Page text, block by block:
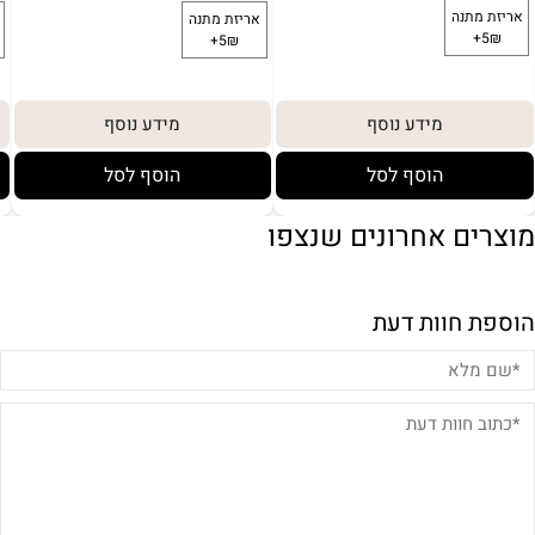
מידע נוסף
הוסף לסל
מידע נוסף
הוסף לסל
מוצרים אחרונים שנצפו
הוספת חוות דעת